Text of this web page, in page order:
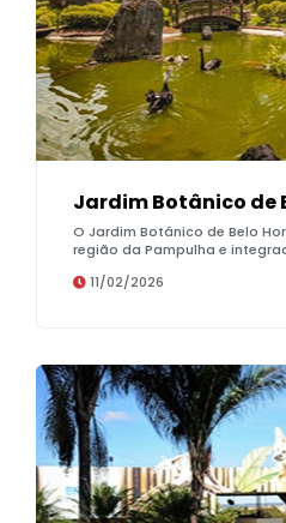
Jardim Botânico de
O Jardim Botânico de Belo
região da Pampulha e
11/02/2026